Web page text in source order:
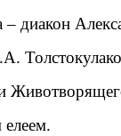
– диакон